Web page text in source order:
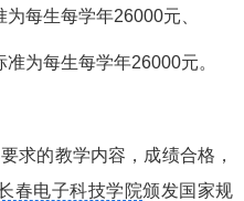
每生每学年26000元、
为每生每学年26000元。
求的教学内容，成绩合格，
春电子科技学院颁发国家规